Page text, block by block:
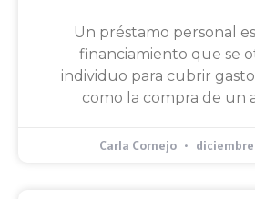
Un préstamo personal
financiamiento que se
individuo para cubrir
como la compra de un
Carla Cornejo